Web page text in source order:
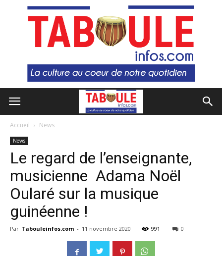
Accueil News
News
Le regard de l’enseignante,
musicienne Adama Noël
Oularé sur la musique
guinéenne !
Par Tabouleinfos.com - 11 novembre 2020 991 0